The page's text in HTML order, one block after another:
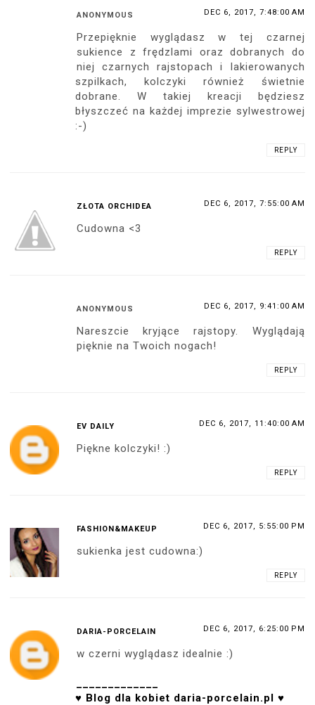
ANONYMOUS DEC 6, 2017, 7:48:00 AM
Przepięknie wyglądasz w tej czarnej
sukience z frędzlami oraz dobranych do
niej czarnych rajstopach i lakierowanych
szpilkach, kolczyki również świetnie
dobrane. W takiej kreacji będziesz
błyszczeć na każdej imprezie sylwestrowej
:-)
REPLY
ZŁOTA ORCHIDEA DEC 6, 2017, 7:55:00 AM
Cudowna <3
REPLY
ANONYMOUS DEC 6, 2017, 9:41:00 AM
Nareszcie kryjące rajstopy. Wyglądają
pięknie na Twoich nogach!
REPLY
EV DAILY DEC 6, 2017, 11:40:00 AM
Piękne kolczyki! :)
REPLY
FASHION&MAKEUP DEC 6, 2017, 5:55:00 PM
sukienka jest cudowna:)
REPLY
DARIA-PORCELAIN DEC 6, 2017, 6:25:00 PM
w czerni wyglądasz idealnie :)
♥ Blog dla kobiet daria-porcelain.pl ♥